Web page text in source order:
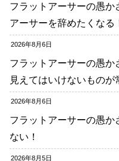
フラットアーサーの愚か
アーサーを辞めたくなる
2026年8月6日
フラットアーサーの愚か
見えてはいけないものが
2026年8月6日
フラットアーサーの愚
ない！
2026年8月5日